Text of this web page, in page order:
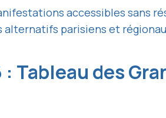
accessibles sans
alternatifs parisiens et
Tableau des